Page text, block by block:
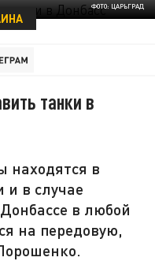
ФОТО: ЦАРЬГРАД
танки в
находятся в
и в случае
в любой
на передовую,